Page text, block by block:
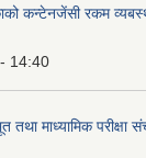
कन्टेनजेंसी रकम
14:40
तथा माध्यामिक परीक्षा